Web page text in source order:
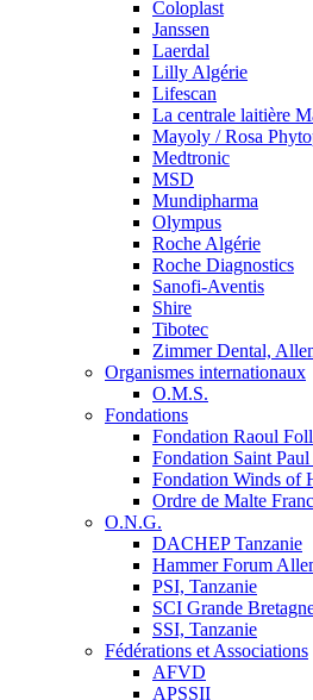
Coloplast
Janssen
Laerdal
Lilly Algérie
Lifescan
La centrale laitière
Mayoly / Rosa
Medtronic
MSD
Mundipharma
Olympus
Roche Algérie
Roche Diagnostics
Sanofi-Aventis
Shire
Tibotec
Zimmer Dental,
Organismes internationaux
O.M.S.
Fondations
Fondation Raoul
Fondation Saint Paul
Fondation Winds of
Ordre de Malte
O.N.G.
DACHEP Tanzanie
Hammer Forum
PSI, Tanzanie
SCI Grande
SSI, Tanzanie
Fédérations et Associations
AFVD
APSSII